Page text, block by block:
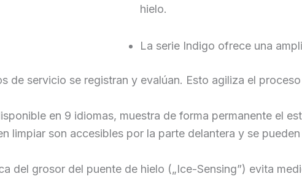
hielo.
La serie Indigo ofrece una
de servicio se registran y evalúan. Esto agiliza el
en 9 idiomas, muestra de forma permanente el
limpiar son accesibles por la parte delantera y se
del grosor del puente de hielo („Ice-Sensing”) evita